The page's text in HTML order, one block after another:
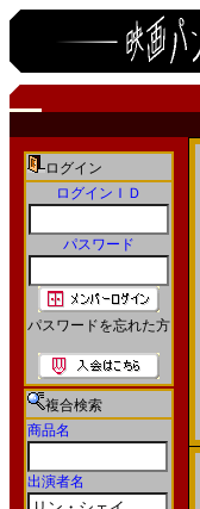
ログイン
ログインＩＤ
パスワード
パスワードを忘れた方
複合検索
商品名
出演者名